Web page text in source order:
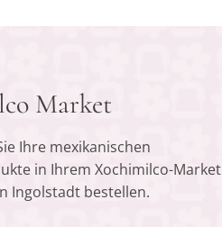
Market
Ihre mexikanischen
in Ihrem Xochimilco-Market
Ingolstadt bestellen.